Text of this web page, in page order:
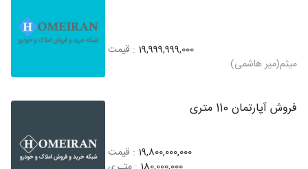
19,999,999,000 : قیمت
میثم(میر هاشمی)
فروش آپارتمان 110 متری
19,800,000,000 : قیمت